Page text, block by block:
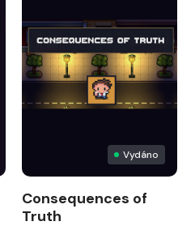
Vydáno
Consequences of
Truth